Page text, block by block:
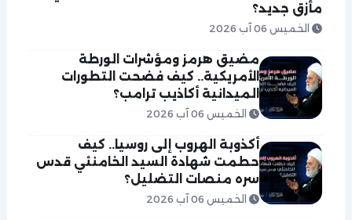
مأزق جديد؟
الخميس 06 آب 2026
مضيق هرمز ومؤشرات الورطة
الأمريكية.. كيف فضحت التطورات
الميدانية أكاذيب ترامب؟
الخميس 06 آب 2026
أكذوبة الهروب إلى روسيا.. كيف
حطمت شهادة السيد الخامنئي قدس
سره منصات التضليل؟
الخميس 06 آب 2026